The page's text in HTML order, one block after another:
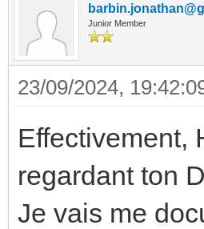
Junior Member
23/09/2024,
Effectivement,
regardant ton
Je vais me